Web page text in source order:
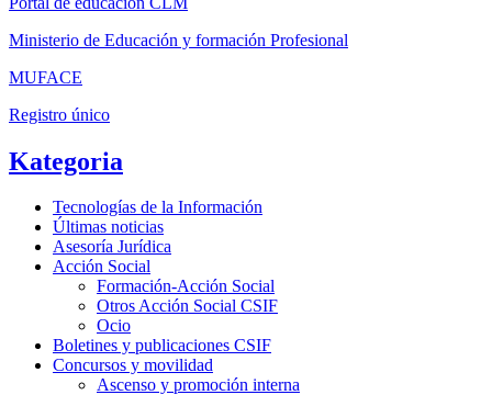
Ministerio de Educación y formación Profesional
MUFACE
Registro único
Kategoria
Tecnologías de la Información
Últimas noticias
Asesoría Jurídica
Acción Social
Formación-Acción Social
Otros Acción Social CSIF
Ocio
Boletines y publicaciones CSIF
Concursos y movilidad
Ascenso y promoción interna